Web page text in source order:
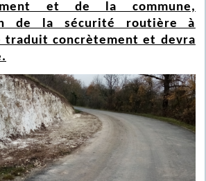
et de la commune,
de la sécurité routière à
traduit concrètement et devra